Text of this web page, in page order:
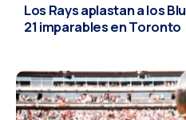
Los Rays aplastan a los
21 imparables en Toronto